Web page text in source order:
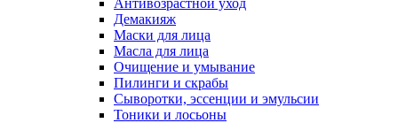
Антивозрастной уход
Демакияж
Маски для лица
Масла для лица
Очищение и умывание
Пилинги и скрабы
Сыворотки, эссенции и эмульсии
Тоники и лосьоны